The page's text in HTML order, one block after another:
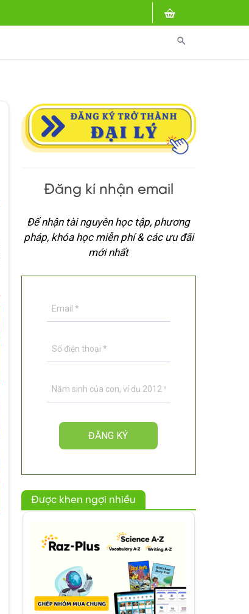
search
Đăng kí nhận email
Để nhận tài nguyên học tập, phương
pháp, khóa học miễn phí & các ưu đãi
mới nhất
Được khen ngợi nhiều